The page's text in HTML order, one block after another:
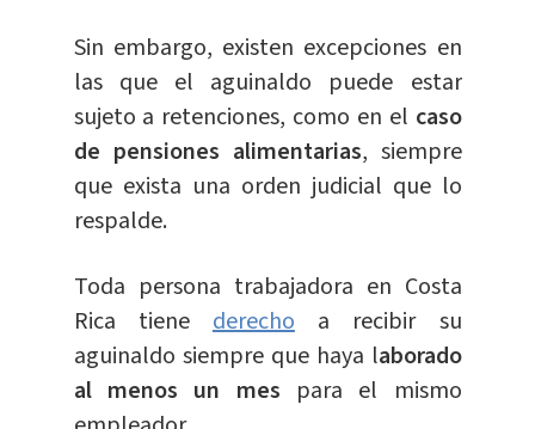
Sin embargo, existen excepciones en
las que el aguinaldo puede estar
sujeto a retenciones, como en el caso
de pensiones alimentarias, siempre
que exista una orden judicial que lo
respalde.
Toda persona trabajadora en Costa
Rica tiene derechoa recibir su
aguinaldo siempre que haya laborado
al menos un mes para el mismo